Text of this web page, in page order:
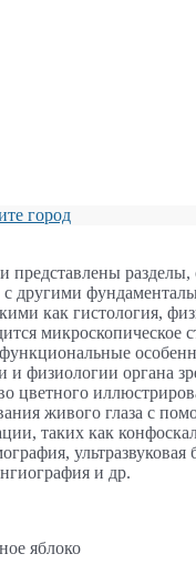
город
представлены
с другими
как гистология,
микроскопическое
функциональные
и физиологии органа
цветного
живого глаза с
таких как
ультразвуковая
и др.
яблоко